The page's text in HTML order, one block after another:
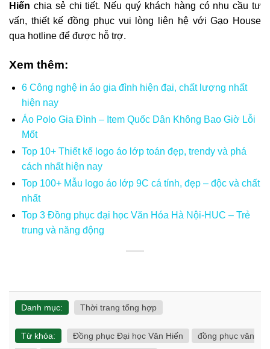
Hiến chia sẻ chi tiết. Nếu quý khách hàng có nhu cầu tư
vấn, thiết kế đồng phục vui lòng liên hệ với Gạo House
qua hotline để được hỗ trợ.
Xem thêm:
6 Công nghệ in áo gia đình hiện đại, chất lượng nhất
hiện nay
Áo Polo Gia Đình – Item Quốc Dân Không Bao Giờ Lỗi
Mốt
Top 10+ Thiết kế logo áo lớp toán đẹp, trendy và phá
cách nhất hiện nay
Top 100+ Mẫu logo áo lớp 9C cá tính, đẹp – độc và chất
nhất
Top 3 Đồng phục đại học Văn Hóa Hà Nội-HUC – Trẻ
trung và năng động
Danh mục: Thời trang tổng hợp
Từ khóa: Đồng phục Đại học Văn Hiến
đồng phục văn